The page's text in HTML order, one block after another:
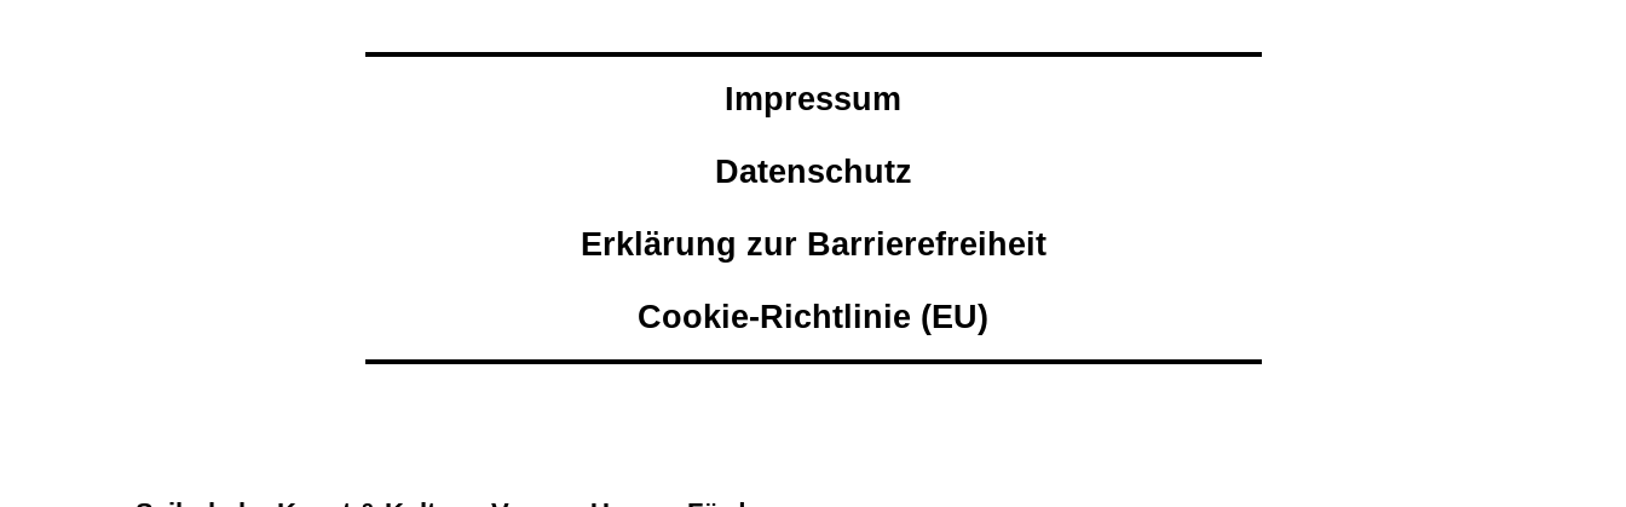
Impressum
Datenschutz
Erklärung zur Barrierefreiheit
Cookie-Richtlinie (EU)